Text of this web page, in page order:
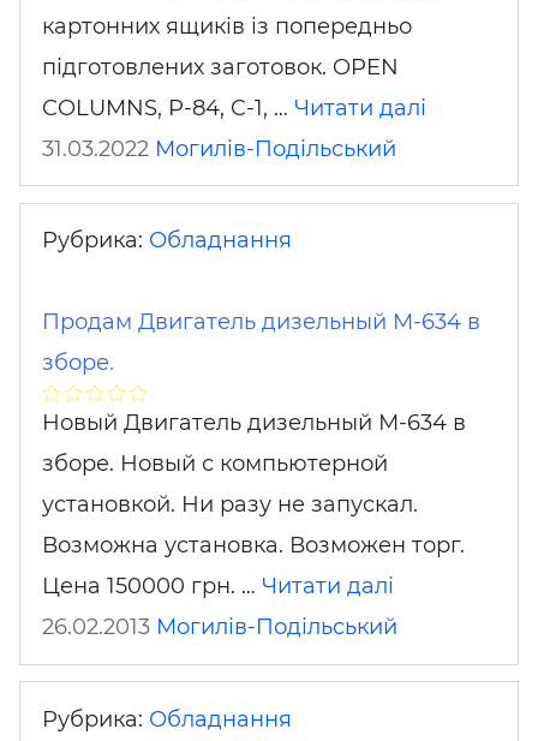
картонних ящиків із попередньо
підготовлених заготовок. OPEN
COLUMNS, P-84, C-1, … Читати далі
31.03.2022 Могилів-Подільський
Рубрика: Обладнання
Продам Двигатель дизельный М-634 в
зборе.
Новый Двигатель дизельный М-634 в
зборе. Новый с компьютерной
установкой. Ни разу не запускал.
Возможна установка. Возможен торг.
Цена 150000 грн. … Читати далі
26.02.2013 Могилів-Подільський
Рубрика: Обладнання